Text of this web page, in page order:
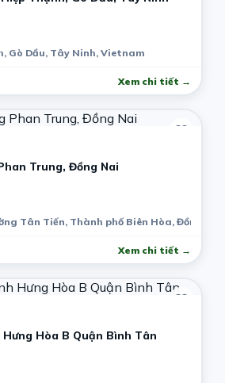
Gò Dầu, Tây Ninh, Vietnam
Xem chi tiết →
Trung, Đồng Nai
Tân Tiến, Thành phố Biên Hòa, Đồng
Xem chi tiết →
Hòa B Quận Bình Tân